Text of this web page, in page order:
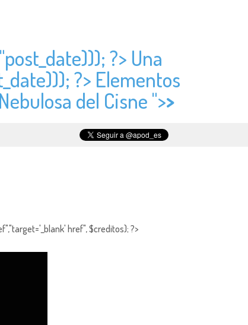
post_date))); ?> Una
?> Elementos
del Cisne ">>
href", $creditos); ?>